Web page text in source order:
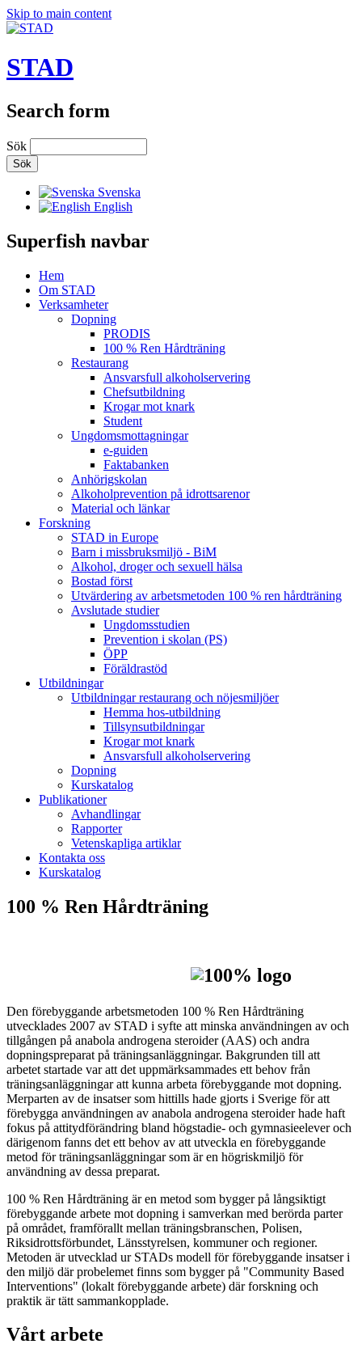
Skip to main content
STAD
Search form
Sök
Svenska
English
Superfish navbar
Hem
Om STAD
Verksamheter
Dopning
PRODIS
100 % Ren Hårdträning
Restaurang
Ansvarsfull alkoholservering
Chefsutbildning
Krogar mot knark
Student
Ungdomsmottagningar
e-guiden
Faktabanken
Anhörigskolan
Alkoholprevention på idrottsarenor
Material och länkar
Forskning
STAD in Europe
Barn i missbruksmiljö - BiM
Alkohol, droger och sexuell hälsa
Bostad först
Utvärdering av arbetsmetoden 100 % ren hårdträning
Avslutade studier
Ungdomsstudien
Prevention i skolan (PS)
ÖPP
Föräldrastöd
Utbildningar
Utbildningar restaurang och nöjesmiljöer
Hemma hos-utbildning
Tillsynsutbildningar
Krogar mot knark
Ansvarsfull alkoholservering
Dopning
Kurskatalog
Publikationer
Avhandlingar
Rapporter
Vetenskapliga artiklar
Kontakta oss
Kurskatalog
100 % Ren Hårdträning
Den förebyggande arbetsmetoden 100 % Ren Hårdträning
utvecklades 2007 av STAD i syfte att minska användningen av och
tillgången på anabola androgena steroider (AAS) och andra
dopningspreparat på träningsanläggningar. Bakgrunden till att
arbetet startade var att det uppmärksammades ett behov från
träningsanläggningar att kunna arbeta förebyggande mot dopning.
Merparten av de insatser som hittills hade gjorts i Sverige för att
förebygga användningen av anabola androgena steroider hade haft
fokus på attitydförändring bland högstadie- och gymnasieelever och
därigenom fanns det ett behov av att utveckla en förebyggande
metod för träningsanläggningar som är en högriskmiljö för
användning av dessa preparat.
100 % Ren Hårdträning är en metod som bygger på långsiktigt
förebyggande arbete mot dopning i samverkan med berörda parter
på området, framförallt mellan träningsbranschen, Polisen,
Riksidrottsförbundet, Länsstyrelsen, kommuner och regioner.
Metoden är utvecklad ur STADs modell för förebyggande insatser i
den miljö där probelemet finns som bygger på "Community Based
Interventions" (lokalt förebyggande arbete) där forskning och
praktik är tätt sammankopplade.
Vårt arbete